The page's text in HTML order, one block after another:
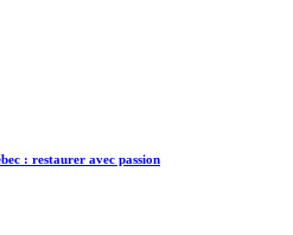
: restaurer avec passion